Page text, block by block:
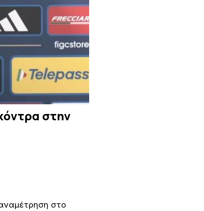
στην
αναμέτρηση στο